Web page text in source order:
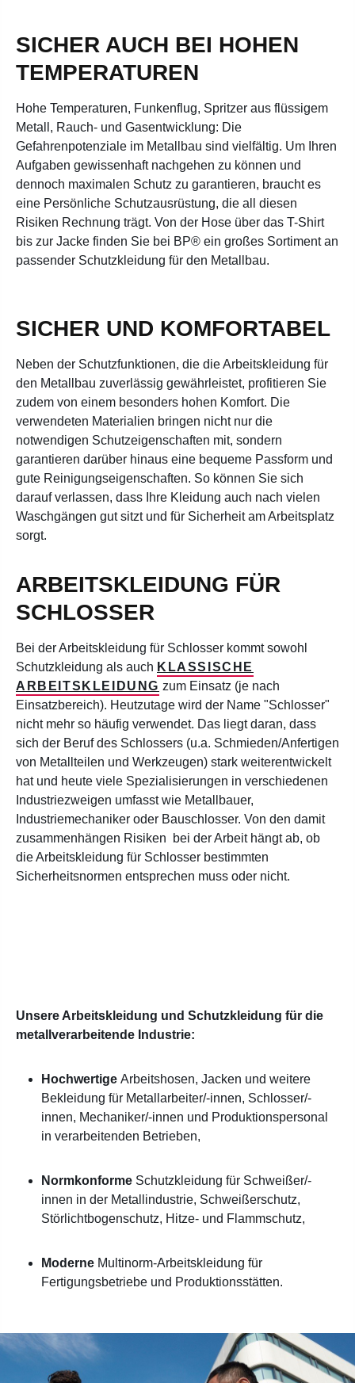
SICHER AUCH BEI HOHEN
TEMPERATUREN
Hohe Temperaturen, Funkenflug, Spritzer aus flüssigem
Metall, Rauch- und Gasentwicklung: Die
Gefahrenpotenziale im Metallbau sind vielfältig. Um Ihren
Aufgaben gewissenhaft nachgehen zu können und
dennoch maximalen Schutz zu garantieren, braucht es
eine Persönliche Schutzausrüstung, die all diesen
Risiken Rechnung trägt. Von der Hose über das T-Shirt
bis zur Jacke finden Sie bei BP® ein großes Sortiment an
passender Schutzkleidung für den Metallbau.
SICHER UND KOMFORTABEL
Neben der Schutzfunktionen, die die Arbeitskleidung für
den Metallbau zuverlässig gewährleistet, profitieren Sie
zudem von einem besonders hohen Komfort. Die
verwendeten Materialien bringen nicht nur die
notwendigen Schutzeigenschaften mit, sondern
garantieren darüber hinaus eine bequeme Passform und
gute Reinigungseigenschaften. So können Sie sich
darauf verlassen, dass Ihre Kleidung auch nach vielen
Waschgängen gut sitzt und für Sicherheit am Arbeitsplatz
sorgt.
ARBEITSKLEIDUNG FÜR
SCHLOSSER
Bei der Arbeitskleidung für Schlosser kommt sowohl
Schutzkleidung als auch KLASSISCHE
ARBEITSKLEIDUNG zum Einsatz (je nach
Einsatzbereich). Heutzutage wird der Name "Schlosser"
nicht mehr so häufig verwendet. Das liegt daran, dass
sich der Beruf des Schlossers (u.a. Schmieden/Anfertigen
von Metallteilen und Werkzeugen) stark weiterentwickelt
hat und heute viele Spezialisierungen in verschiedenen
Industriezweigen umfasst wie Metallbauer,
Industriemechaniker oder Bauschlosser. Von den damit
zusammenhängen Risiken bei der Arbeit hängt ab, ob
die Arbeitskleidung für Schlosser bestimmten
Sicherheitsnormen entsprechen muss oder nicht.
Unsere Arbeitskleidung und Schutzkleidung für die
metallverarbeitende Industrie:
Hochwertige Arbeitshosen, Jacken und weitere
Bekleidung für Metallarbeiter/-innen, Schlosser/-
innen, Mechaniker/-innen und Produktionspersonal
in verarbeitenden Betrieben,
Normkonforme Schutzkleidung für Schweißer/-
innen in der Metallindustrie, Schweißerschutz,
Störlichtbogenschutz, Hitze- und Flammschutz,
Moderne Multinorm-Arbeitskleidung für
Fertigungsbetriebe und Produktionsstätten.